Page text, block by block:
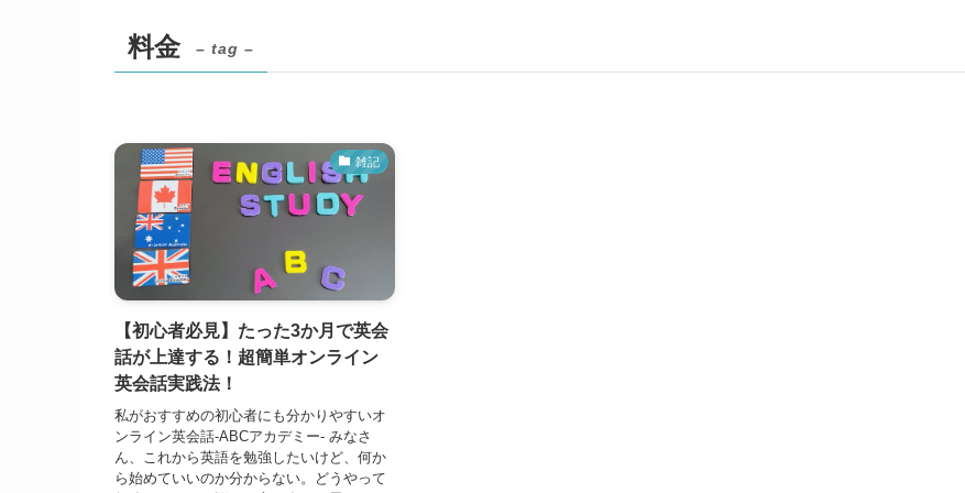
料金 – tag –
雑記
【初心者必見】たった3か月で英会
話が上達する！超簡単オンライン
英会話実践法！
私がおすすめの初心者にも分かりやすいオ
ンライン英会話-ABCアカデミー- みなさ
ん、これから英語を勉強したいけど、何か
ら始めていいのか分からない。どうやって